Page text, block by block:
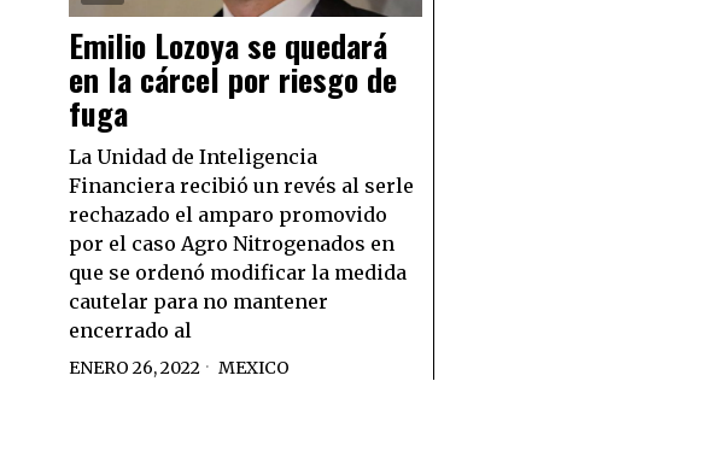
Emilio Lozoya se quedará
en la cárcel por riesgo de
fuga
La Unidad de Inteligencia
Financiera recibió un revés al serle
rechazado el amparo promovido
por el caso Agro Nitrogenados en
que se ordenó modificar la medida
cautelar para no mantener
encerrado al
ENERO 26, 2022 MEXICO